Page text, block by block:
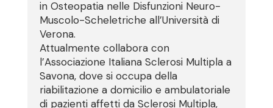
in Osteopatia nelle Disfunzioni Neuro-
Muscolo-Scheletriche all’Università di
Verona.
Attualmente collabora con
l’Associazione Italiana Sclerosi Multipla a
Savona, dove si occupa della
riabilitazione a domicilio e ambulatoriale
di pazienti affetti da Sclerosi Multipla,